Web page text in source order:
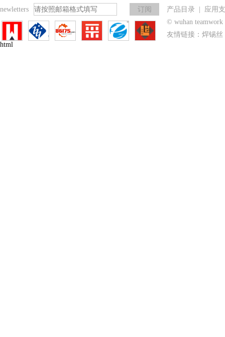
newletters 产品目录
应用
© wuhan
友情链接： 焊锡丝
html